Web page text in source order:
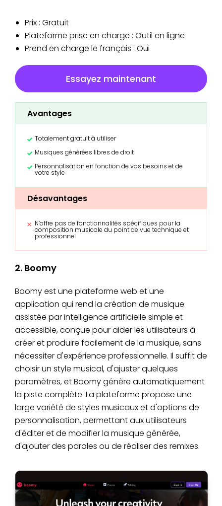
Prix : Gratuit
Plateforme prise en charge : Outil en ligne
Prend en charge le français : Oui
Essayez maintenant
Avantages
Totalement gratuit à utiliser
Musiques générées libres de droit
Personnalisation en fonction de vos besoins et de
votre style
Désavantages
N’offre pas de fonctionnalités spécifiques pour la
composition musicale du point de vue technique et
professionnel
2. Boomy
Boomy est une plateforme web et une
application qui rend la création de musique
assistée par intelligence artificielle simple et
accessible, conçue pour aider les utilisateurs à
créer et produire facilement de la musique, sans
nécessiter d'expérience professionnelle. Il suffit de
choisir un style musical, d'ajuster quelques
paramètres, et Boomy génère automatiquement
la piste complète. La plateforme propose une
large variété de styles musicaux et d'options de
personnalisation, permettant aux utilisateurs
d'éditer et de modifier la musique générée,
d'ajouter des paroles ou de réaliser des remixes.